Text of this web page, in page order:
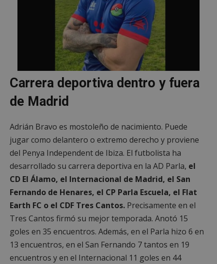
Carrera deportiva dentro y fuera
de Madrid
Adrián Bravo es mostoleño de nacimiento. Puede
jugar como delantero o extremo derecho y proviene
del Penya Independent de Ibiza. El futbolista ha
desarrollado su carrera deportiva en la AD Parla, el
CD El Álamo, el Internacional de Madrid, el San
Fernando de Henares, el CP Parla Escuela, el Flat
Earth FC o el CDF Tres Cantos. Precisamente en el
Tres Cantos firmó su mejor temporada. Anotó 15
goles en 35 encuentros. Además, en el Parla hizo 6 en
13 encuentros, en el San Fernando 7 tantos en 19
encuentros y en el Internacional 11 goles en 44